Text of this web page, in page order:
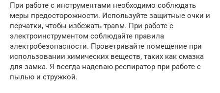
При работе с инструментами необходимо соблюдать
меры предосторожности. Используйте защитные очки и
перчатки, чтобы избежать травм. При работе с
электроинструментом соблюдайте правила
электробезопасности. Проветривайте помещение при
использовании химических веществ, таких как смазка
для замка. Я всегда надеваю респиратор при работе с
пылью и стружкой.